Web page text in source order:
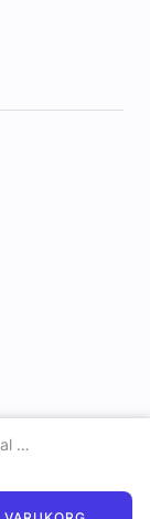
Apple iPhone 14 Transparent skal med MagSafe